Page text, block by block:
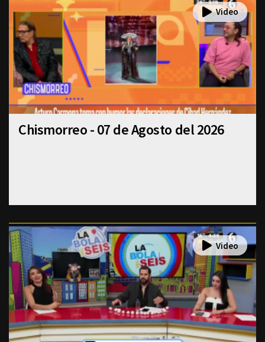
Chismorreo - 07 de Agosto del 2026